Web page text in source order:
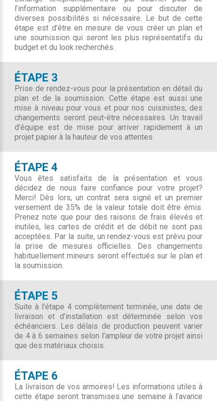
l’information supplémentaire ou pour discuter de
diverses possibilités si nécessaire. Le but de cette
étape est d’être en mesure de vous créer un plan et
une soumission qui seront les plus représentatifs du
budget et du look recherchés.
ÉTAPE 3
Prise de rendez-vous pour la présentation en détail du
plan et de la soumission. Cette étape est aussi une
mise à niveau pour vous et pour nos cuisinistes; des
changements seront peut-être nécessaires. Un travail
d’équipe est de mise pour arriver rapidement à un
projet papier à la hauteur de vos attentes.
ÉTAPE 4
Vous êtes satisfaits de la présentation et vous
décidez de nous faire confiance pour votre projet?
Merci! Dès lors, un contrat sera signé et un premier
versement de 35% de la valeur totale doit être émis.
Prenez note que pour des raisons de frais élevés et
inutiles, les cartes de crédit et de débit ne sont pas
acceptées. Par la suite, un rendez-vous est prévu pour
la prise de mesures officielles. Des changements
habituellement mineurs seront effectués sur le plan et
la soumission.
ÉTAPE 5
Suite à l’étape 4 complètement terminée, une date de
livraison et d’installation est déterminée selon vos
échéanciers. Les délais de production peuvent varier
de 4 à 6 semaines selon l’ampleur de votre projet ainsi
que des matériaux choisis.
ÉTAPE 6
La livraison de vos armoires! Les informations utiles à
cette étape seront transmises une semaine à l’avance